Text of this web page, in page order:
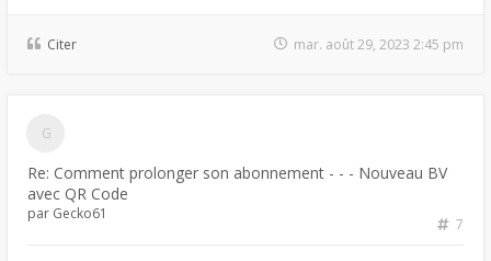
Citer mar. août 29, 2023 2:45 pm
Re: Comment prolonger son abonnement - - - Nouveau BV
avec QR Code
7
par Gecko61